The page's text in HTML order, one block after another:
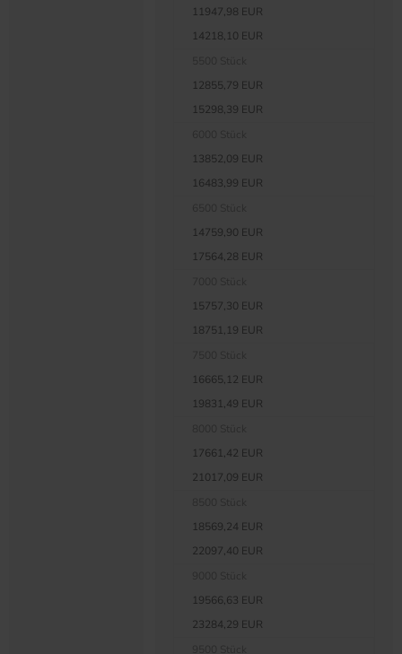
11947,98 EUR
14218,10 EUR
12855,79 EUR
15298,39 EUR
13852,09 EUR
16483,99 EUR
14759,90 EUR
17564,28 EUR
15757,30 EUR
18751,19 EUR
16665,12 EUR
19831,49 EUR
17661,42 EUR
21017,09 EUR
18569,24 EUR
22097,40 EUR
19566,63 EUR
23284,29 EUR